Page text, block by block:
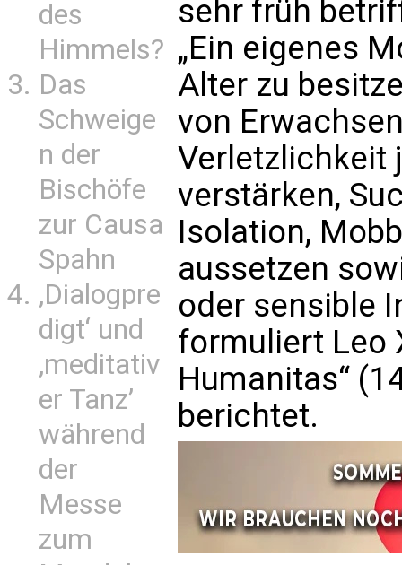
des
Himmels?
Das
Schweige
n der
Bischöfe
zur Causa
Spahn
‚Dialogpre
digt‘ und
‚meditativ
er Tanz’
während
der
Messe
zum
sehr früh
„Ein eigenes
Alter zu
von
Verletzlichkeit
verstärken,
Isolation,
aussetzen
oder sensible
formuliert Leo
Humanitas“
berichtet.